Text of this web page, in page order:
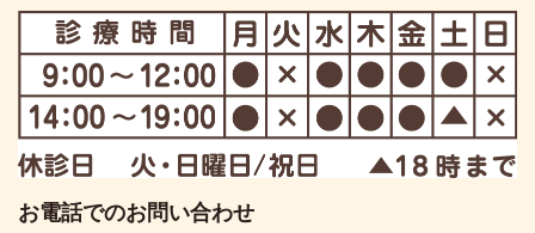
お電話でのお問い合わせ